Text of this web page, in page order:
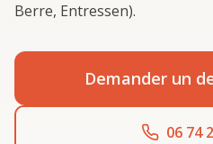
Berre, Entressen).
Demander un
06 74